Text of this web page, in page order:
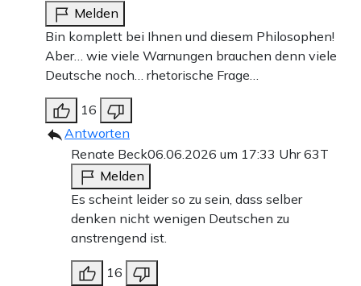
Melden
Bin komplett bei Ihnen und diesem Philosophen!
Aber… wie viele Warnungen brauchen denn viele
Deutsche noch… rhetorische Frage…
16
Antworten
Renate Beck06.06.2026 um 17:33 Uhr63T
Melden
Es scheint leider so zu sein, dass selber
denken nicht wenigen Deutschen zu
anstrengend ist.
16